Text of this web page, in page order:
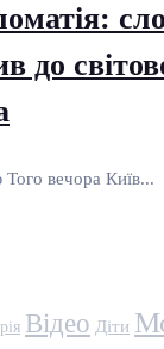
до
Того вечора Київ...
Відео Діти